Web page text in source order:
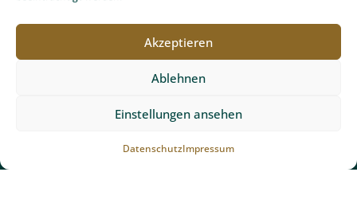
Akzeptieren
Ablehnen
Einstellungen ansehen
DatenschutzImpressum
Partner und Auszeichnungen